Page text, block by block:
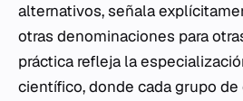
alternativos, señala
otras denominaciones para
práctica refleja la
científico, donde cada grupo